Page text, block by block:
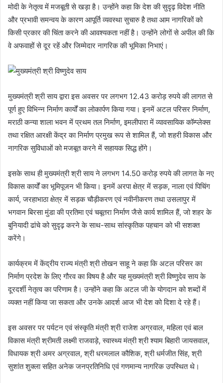
मोदी के नेतृत्व में मजबूती से खड़ा है। उन्होंने कहा कि देश की सुदृढ़ विदेश नीति
और प्रभावी समन्वय के कारण आपूर्ति व्यवस्था सुचारु है तथा आम नागरिकों को
किसी प्रकार की चिंता करने की आवश्यकता नहीं है। उन्होंने लोगों से अपील की कि
वे अफवाहों से दूर रहें और जिम्मेदार नागरिक की भूमिका निभाएं।
मुख्यमंत्री श्री साय द्वारा इस अवसर पर लगभग 12.43 करोड़ रुपये की लागत से
पूर्ण हुए विभिन्न निर्माण कार्यों का लोकार्पण किया गया। इनमें अटल परिसर निर्माण,
मराठी कन्या शाला भवन में प्रथम तल निर्माण, इमलीपारा में व्यावसायिक कॉम्प्लेक्स
तथा रक्षित आरक्षी केंद्र का निर्माण प्रमुख रूप से शामिल हैं, जो शहरी विकास और
नागरिक सुविधाओं को मजबूत करने में सहायक सिद्ध होंगे।
इसके साथ ही मुख्यमंत्री श्री साय ने लगभग 14.50 करोड़ रुपये की लागत के नए
विकास कार्यों का भूमिपूजन भी किया। इनमें अरपा क्षेत्र में सड़क, नाला एवं पिचिंग
कार्य, जरहाभाठा क्षेत्र में सड़क चौड़ीकरण एवं नवीनीकरण तथा उसलापुर में
भगवान बिरसा मुंडा की प्रतिमा एवं चबूतरा निर्माण जैसे कार्य शामिल हैं, जो शहर के
बुनियादी ढांचे को सुदृढ़ करने के साथ-साथ सांस्कृतिक पहचान को भी सशक्त
करेंगे।
कार्यक्रम में केंद्रीय राज्य मंत्री श्री तोखन साहू ने कहा कि अटल परिसर का
निर्माण प्रदेश के लिए गौरव का विषय है और यह मुख्यमंत्री श्री विष्णुदेव साय के
दूरदर्शी नेतृत्व का परिणाम है। उन्होंने कहा कि अटल जी के योगदान को शब्दों में
व्यक्त नहीं किया जा सकता और उनके आदर्श आज भी देश को दिशा दे रहे हैं।
इस अवसर पर पर्यटन एवं संस्कृति मंत्री श्री राजेश अग्रवाल, महिला एवं बाल
विकास मंत्री श्रीमती लक्ष्मी राजवाड़े, स्वास्थ्य मंत्री श्री श्याम बिहारी जायसवाल,
विधायक श्री अमर अग्रवाल, श्री धरमलाल कौशिक, श्री धर्मजीत सिंह, श्री
सुशांत शुक्ला सहित अनेक जनप्रतिनिधि एवं गणमान्य नागरिक उपस्थित थे।